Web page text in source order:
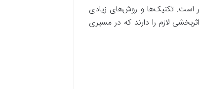
است. تکنیک‌ها و روش‌های زیادی
لازم را دارند که در مسیری